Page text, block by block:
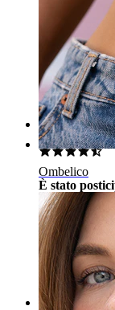
Ombelico
Nessuna
nero ...
Laurent
Tradotto
Rating
È stato
Tutto a posto,
Tamás
Tradotto
Rating